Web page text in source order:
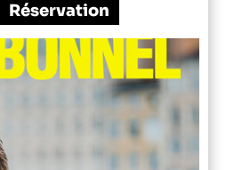
Réservation